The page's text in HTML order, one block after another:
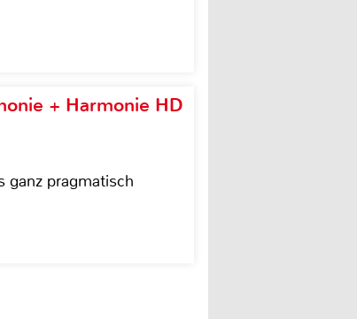
+ Harmonie HD
ganz pragmatisch